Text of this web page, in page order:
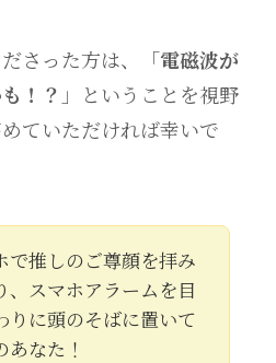
さった方は、「電磁波が
！？ 」ということを視野
ていただければ幸いで
で推しのご尊顔を拝み
、スマホアラームを目
りに頭のそばに置いて
なた！